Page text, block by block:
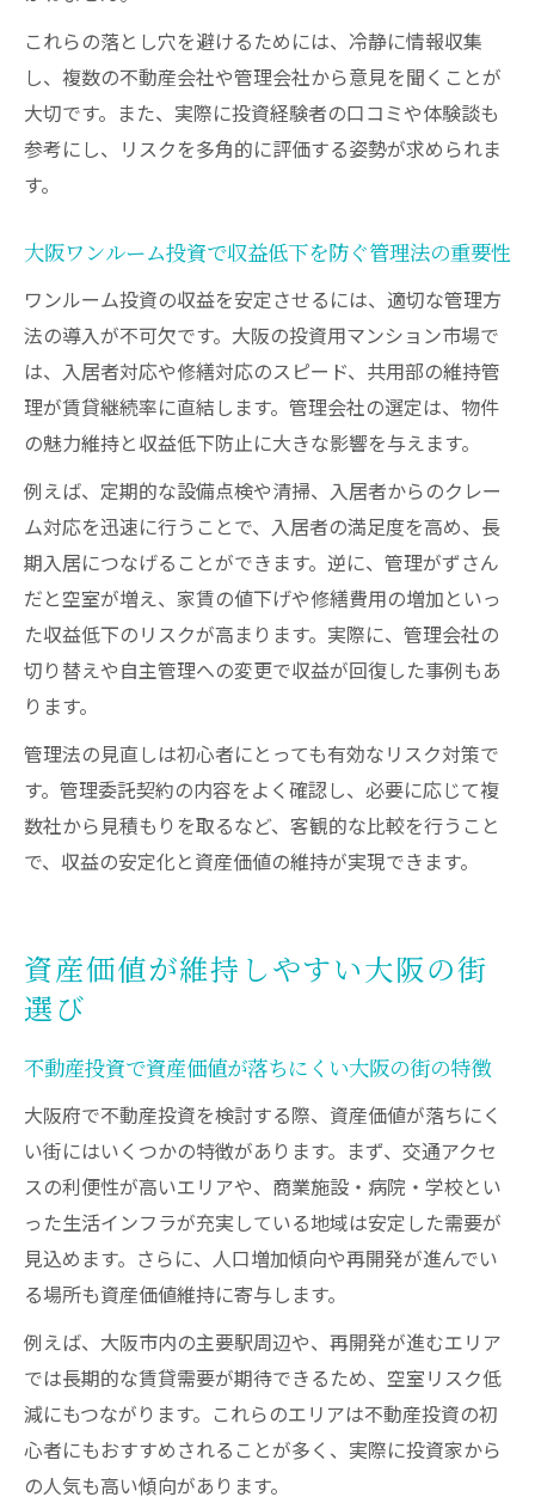
これらの落とし穴を避けるためには、冷静に情報収集
し、複数の不動産会社や管理会社から意見を聞くことが
大切です。また、実際に投資経験者の口コミや体験談も
参考にし、リスクを多角的に評価する姿勢が求められま
す。
大阪ワンルーム投資で収益低下を防ぐ管理法の重要性
ワンルーム投資の収益を安定させるには、適切な管理方
法の導入が不可欠です。大阪の投資用マンション市場で
は、入居者対応や修繕対応のスピード、共用部の維持管
理が賃貸継続率に直結します。管理会社の選定は、物件
の魅力維持と収益低下防止に大きな影響を与えます。
例えば、定期的な設備点検や清掃、入居者からのクレー
ム対応を迅速に行うことで、入居者の満足度を高め、長
期入居につなげることができます。逆に、管理がずさん
だと空室が増え、家賃の値下げや修繕費用の増加といっ
た収益低下のリスクが高まります。実際に、管理会社の
切り替えや自主管理への変更で収益が回復した事例もあ
ります。
管理法の見直しは初心者にとっても有効なリスク対策で
す。管理委託契約の内容をよく確認し、必要に応じて複
数社から見積もりを取るなど、客観的な比較を行うこと
で、収益の安定化と資産価値の維持が実現できます。
資産価値が維持しやすい大阪の街
選び
不動産投資で資産価値が落ちにくい大阪の街の特徴
大阪府で不動産投資を検討する際、資産価値が落ちにく
い街にはいくつかの特徴があります。まず、交通アクセ
スの利便性が高いエリアや、商業施設・病院・学校とい
った生活インフラが充実している地域は安定した需要が
見込めます。さらに、人口増加傾向や再開発が進んでい
る場所も資産価値維持に寄与します。
例えば、大阪市内の主要駅周辺や、再開発が進むエリア
では長期的な賃貸需要が期待できるため、空室リスク低
減にもつながります。これらのエリアは不動産投資の初
心者にもおすすめされることが多く、実際に投資家から
の人気も高い傾向があります。